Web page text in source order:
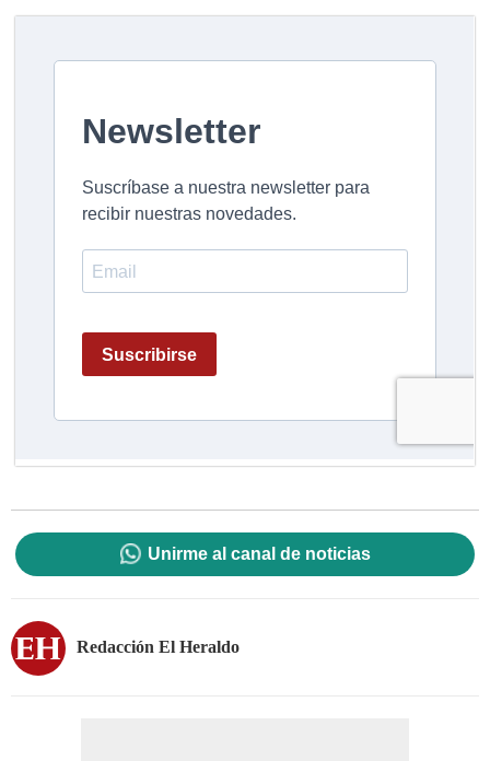
Unirme al canal de noticias
Redacción El Heraldo